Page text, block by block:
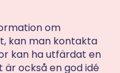
om
kan man kontakta
kan ha utfärdat en
är också en god idé